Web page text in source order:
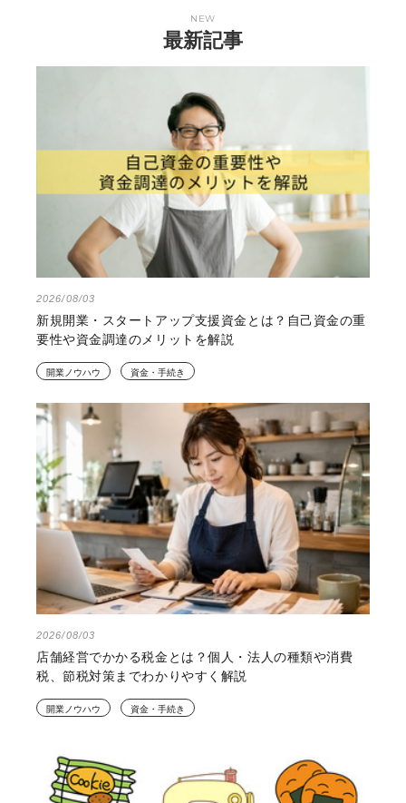
NEW
最新記事
2026/08/03
新規開業・スタートアップ支援資金とは？自己資金の重
要性や資金調達のメリットを解説
開業ノウハウ 資金・手続き
2026/08/03
店舗経営でかかる税金とは？個人・法人の種類や消費
税、節税対策までわかりやすく解説
開業ノウハウ 資金・手続き